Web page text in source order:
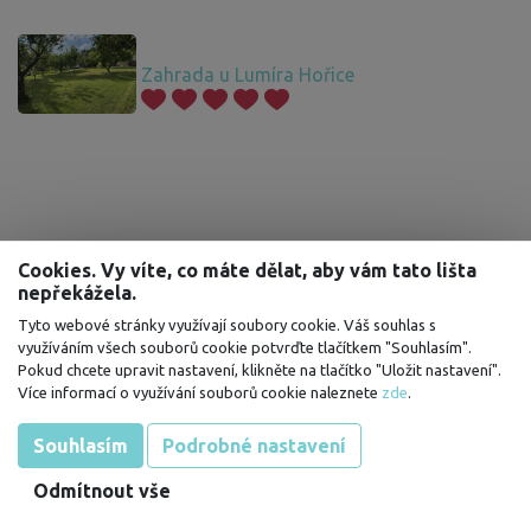
Zahrada u Lumíra Hořice
Cookies. Vy víte, co máte dělat, aby vám tato lišta
nepřekážela.
Tyto webové stránky využívají soubory cookie. Váš souhlas s
využíváním všech souborů cookie potvrďte tlačítkem "Souhlasím".
Pokud chcete upravit nastavení, klikněte na tlačítko "Uložit nastavení".
Více informací o využívání souborů cookie naleznete zde.
Souhlasím Podrobné nastavení
Odmítnout vše